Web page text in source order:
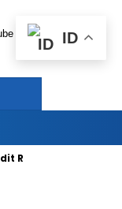
Miliar TOWR dari
ID